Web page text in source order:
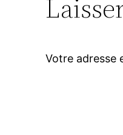
Votre adresse